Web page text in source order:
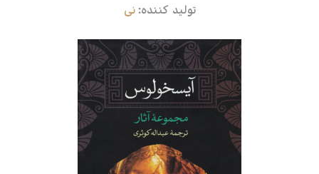
تولید کننده: نی